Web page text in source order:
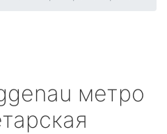
метро